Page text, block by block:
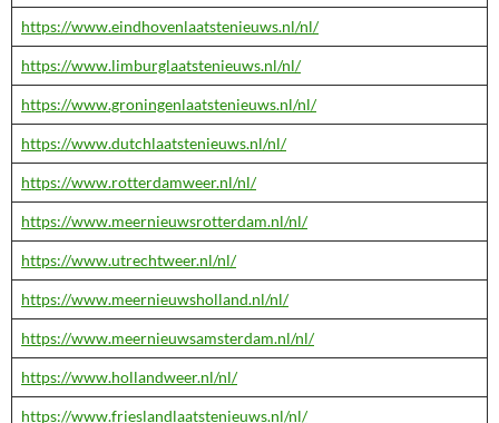
https://www.eindhovenlaatstenieuws.nl/nl/
https://www.limburglaatstenieuws.nl/nl/
https://www.groningenlaatstenieuws.nl/nl/
https://www.dutchlaatstenieuws.nl/nl/
https://www.rotterdamweer.nl/nl/
https://www.meernieuwsrotterdam.nl/nl/
https://www.utrechtweer.nl/nl/
https://www.meernieuwsholland.nl/nl/
https://www.meernieuwsamsterdam.nl/nl/
https://www.hollandweer.nl/nl/
https://www.frieslandlaatstenieuws.nl/nl/